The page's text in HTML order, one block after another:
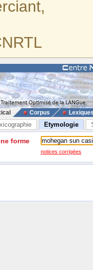
Corpus
Etymologie
forme
notices corrigées